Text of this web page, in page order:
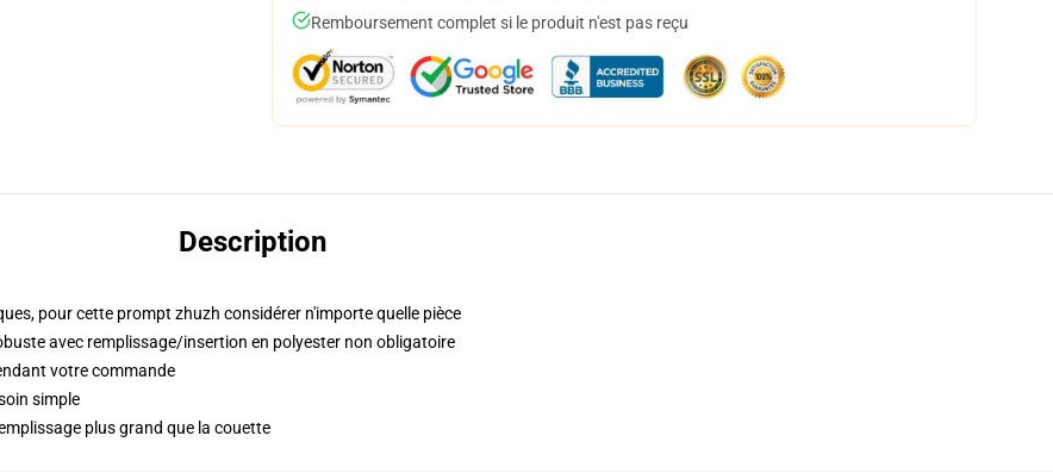
Remboursement complet si le produit n'est pas reçu
Description
pour cette prompt zhuzh considérer n'importe quelle pièce
avec remplissage/insertion en polyester non obligatoire
votre commande
simple
plus grand que la couette